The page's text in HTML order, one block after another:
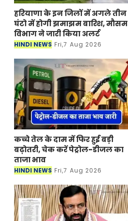
हरियाणा के इन जिलों में अगले तीन
घंटो में होगी झमाझम बारिश, मौसम
विभाग ने जारी किया अलर्ट
HINDI NEWS Fri,7 Aug 2026
कच्चे तेल के दाम में फिर हुई बड़ी
बढ़ोतरी, चेक करें पेट्रोल-डीजल का
ताजा भाव
HINDI NEWS Fri,7 Aug 2026